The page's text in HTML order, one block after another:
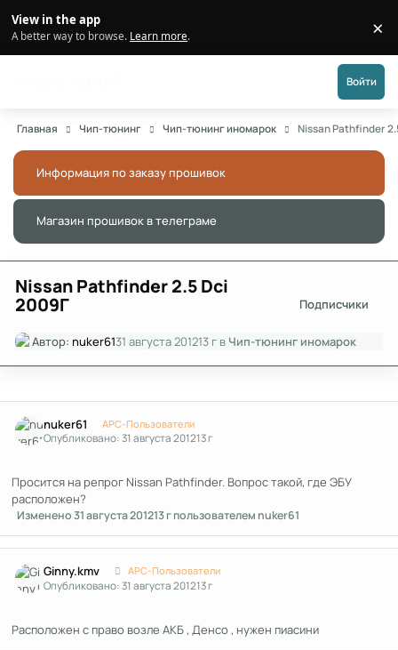
View in the app
A better way to browse. Learn more. ×
Войти
Главная Чип-тюнинг Чип-тюнинг иномарок Nissan Pathfinder
Информация по заказу прошивок
Магазин прошивок в телеграме
Nissan Pathfinder 2.5 Dci
2009Г Подписчики
Автор: nuker6131 августа 201213 г в Чип-тюнинг иномарок
nuker61 APC-Пользователи
Опубликовано:31 августа 201213 г
Просится на репрог Nissan Pathfinder. Вопрос такой, где ЭБУ
расположен?
Изменено31 августа 201213 гпользователем nuker61
Ginny.kmv APC-Пользователи
Опубликовано:31 августа 201213 г
Расположен с право возле АКБ , Денсо , нужен пиасини